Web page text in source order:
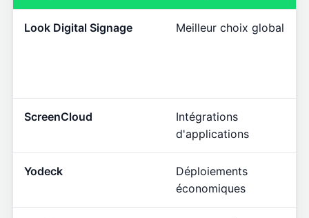
Look Digital Signage Meilleur choix global
ScreenCloud
Intégrations
d'applications
Yodeck
Déploiements
économiques